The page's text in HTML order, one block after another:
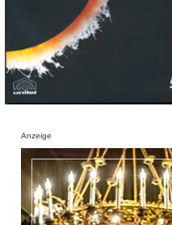
Anzeige